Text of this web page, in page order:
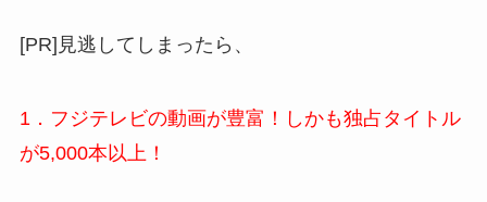
[PR]見逃してしまったら、
1．フジテレビの動画が豊富！しかも独占タイトル
が5,000本以上！